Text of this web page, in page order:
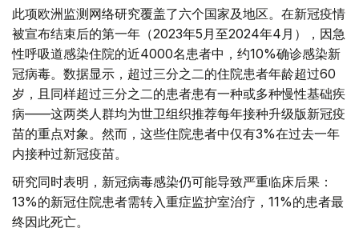
此项欧洲监测网络研究覆盖了六个国家及地区。在新冠疫情
被宣布结束后的第一年（2023年5月至2024年4月），因急
性呼吸道感染住院的近4000名患者中，约10%确诊感染新
冠病毒。数据显示，超过三分之二的住院患者年龄超过60
岁，且同样超过三分之二的患者患有一种或多种慢性基础疾
病——这两类人群均为世卫组织推荐每年接种升级版新冠疫
苗的重点对象。然而，这些住院患者中仅有3%在过去一年
内接种过新冠疫苗。
研究同时表明，新冠病毒感染仍可能导致严重临床后果：
13%的新冠住院患者需转入重症监护室治疗，11%的患者最
终因此死亡。